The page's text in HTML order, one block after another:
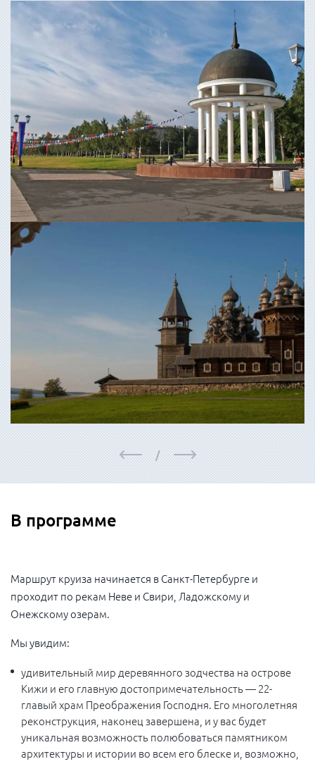
/
В программе
Маршрут круиза начинается в Санкт-Петербурге и
проходит по рекам Неве и Свири, Ладожскому и
Онежскому озерам.
Мы увидим:
удивительный мир деревянного зодчества на острове
Кижи и его главную достопримечательность — 22-
главый храм Преображения Господня. Его многолетняя
реконструкция, наконец завершена, и у вас будет
уникальная возможность полюбоваться памятником
архитектуры и истории во всем его блеске и, возможно,